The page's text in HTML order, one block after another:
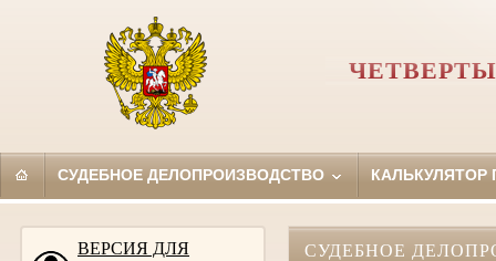
СУДЕБНОЕ ДЕЛОПРОИЗВОДСТВО
ВЕРСИЯ ДЛЯ
СУДЕБНОЕ